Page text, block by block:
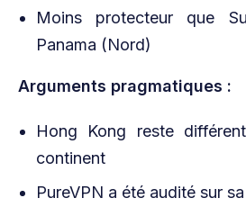
Moins protecteur que
Panama (Nord)
Arguments pragmatiques :
Hong Kong reste
continent
PureVPN a été audité sur